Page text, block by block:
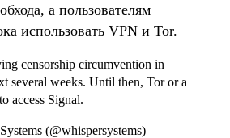
а пользователям
использовать VPN и Tor.
censorship circumvention in
several weeks. Until then, Tor or a
access Signal.
(@whispersystems)